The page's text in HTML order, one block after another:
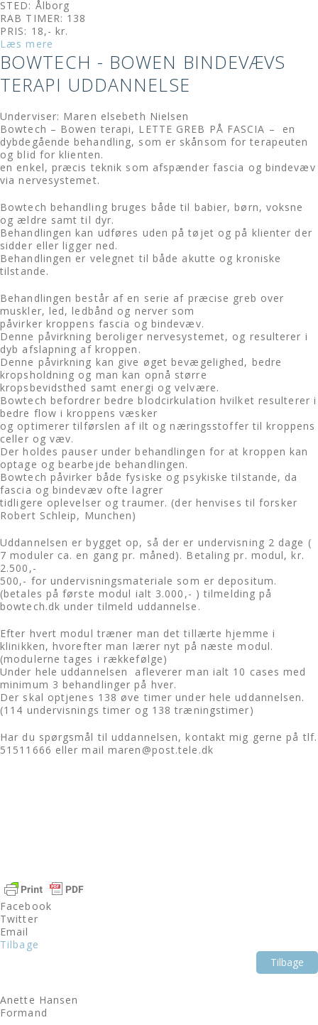
STED: Ålborg
RAB TIMER: 138
PRIS: 18,- kr.
Læs mere
BOWTECH - BOWEN BINDEVÆVS
TERAPI UDDANNELSE
Underviser: Maren elsebeth Nielsen
Bowtech – Bowen terapi, LETTE GREB PÅ FASCIA – en
dybdegående behandling, som er skånsom for terapeuten
og blid for klienten.
en enkel, præcis teknik som afspænder fascia og bindevæv
via nervesystemet.
Bowtech behandling bruges både til babier, børn, voksne
og ældre samt til dyr.
Behandlingen kan udføres uden på tøjet og på klienter der
sidder eller ligger ned.
Behandlingen er velegnet til både akutte og kroniske
tilstande.
Behandlingen består af en serie af præcise greb over
muskler, led, ledbånd og nerver som
påvirker kroppens fascia og bindevæv.
Denne påvirkning beroliger nervesystemet, og resulterer i
dyb afslapning af kroppen.
Denne påvirkning kan give øget bevægelighed, bedre
kropsholdning og man kan opnå større
kropsbevidsthed samt energi og velvære.
Bowtech befordrer bedre blodcirkulation hvilket resulterer i
bedre flow i kroppens væsker
og optimerer tilførslen af ilt og næringsstoffer til kroppens
celler og væv.
Der holdes pauser under behandlingen for at kroppen kan
optage og bearbejde behandlingen.
Bowtech påvirker både fysiske og psykiske tilstande, da
fascia og bindevæv ofte lagrer
tidligere oplevelser og traumer. (der henvises til forsker
Robert Schleip, Munchen)
Uddannelsen er bygget op, så der er undervisning 2 dage (
7 moduler ca. en gang pr. måned). Betaling pr. modul, kr.
2.500,-
500,- for undervisningsmateriale som er depositum.
(betales på første modul ialt 3.000,- ) tilmelding på
bowtech.dk under tilmeld uddannelse.
Efter hvert modul træner man det tillærte hjemme i
klinikken, hvorefter man lærer nyt på næste modul.
(modulerne tages i rækkefølge)
Under hele uddannelsen afleverer man ialt 10 cases med
minimum 3 behandlinger på hver.
Der skal optjenes 138 øve timer under hele uddannelsen.
(114 undervisnings timer og 138 træningstimer)
Har du spørgsmål til uddannelsen, kontakt mig gerne på tlf.
51511666 eller mail maren@post.tele.dk
Facebook
Twitter
Email
Tilbage
Tilbage
Anette Hansen
Formand